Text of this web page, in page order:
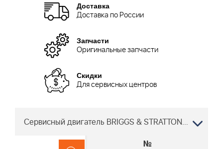
Доставка
Доставка по России
Запчасти
Оригинальные запчасти
Скидки
Для сервисных центров
Сервисный двигатель BRIGGS & STRATTON LC 353 VB 967239201 2015 "
№